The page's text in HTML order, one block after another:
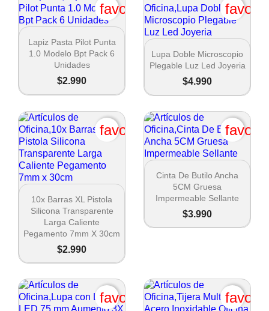
 Vista rápida
Lapiz Pasta Pilot Punta
1.0 Modelo Bpt Pack 6
Unidades
$2.990
favorite_border
 Vista rápida
Lupa Doble Microscopio
Plegable Luz Led Joyeria
$4.990
 Vista rápida
10x Barras XL Pistola
Silicona Transparente
Larga Caliente
Pegamento 7mm X 30cm
$2.990
favorite_border
 Vista rápida
Cinta De Butilo Ancha
5CM Gruesa
Impermeable Sellante
$3.990
favorite_border
Nombre de la lista de deseos
Crear lista de deseos